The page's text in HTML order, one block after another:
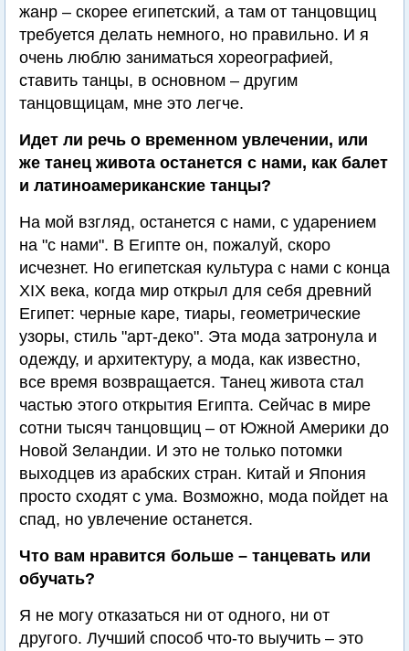
жанр – скорее египетский, а там от танцовщиц
требуется делать немного, но правильно. И я
очень люблю заниматься хореографией,
ставить танцы, в основном – другим
танцовщицам, мне это легче.
Идет ли речь о временном увлечении, или
же танец живота останется с нами, как балет
и латиноамериканские танцы?
На мой взгляд, останется с нами, с ударением
на "с нами". В Египте он, пожалуй, скоро
исчезнет. Но египетская культура с нами с конца
XIX века, когда мир открыл для себя древний
Египет: черные каре, тиары, геометрические
узоры, стиль "арт-деко". Эта мода затронула и
одежду, и архитектуру, а мода, как известно,
все время возвращается. Танец живота стал
частью этого открытия Египта. Сейчас в мире
сотни тысяч танцовщиц – от Южной Америки до
Новой Зеландии. И это не только потомки
выходцев из арабских стран. Китай и Япония
просто сходят с ума. Возможно, мода пойдет на
спад, но увлечение останется.
Что вам нравится больше – танцевать или
обучать?
Я не могу отказаться ни от одного, ни от
другого. Лучший способ что-то выучить – это